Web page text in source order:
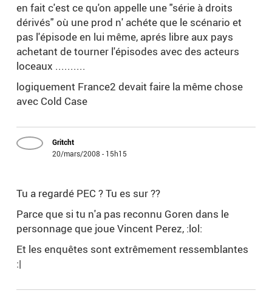
en fait c'est ce qu'on appelle une "série à droits
dérivés" où une prod n' achéte que le scénario et
pas l'épisode en lui même, aprés libre aux pays
achetant de tourner l'épisodes avec des acteurs
loceaux ..........
logiquement France2 devait faire la même chose
avec Cold Case
Gritcht
20/mars/2008 - 15h15
Tu a regardé PEC ? Tu es sur ??
Parce que si tu n'a pas reconnu Goren dans le
personnage que joue Vincent Perez, :lol:
Et les enquêtes sont extrêmement ressemblantes
:|